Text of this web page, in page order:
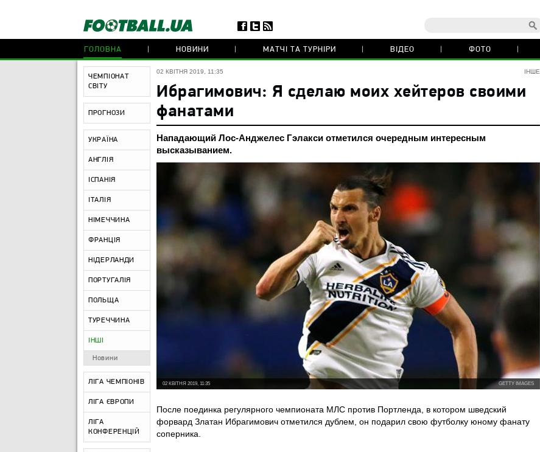
ГОЛОВНА НОВИНИ МАТЧІ ТА ТУРНІРИ ВІДЕО ФОТО
ЧЕМПІОНАТ
СВІТУ
ПРОГНОЗИ
УКРАЇНА
АНГЛІЯ
ІСПАНІЯ
ІТАЛІЯ
НІМЕЧЧИНА
ФРАНЦІЯ
НІДЕРЛАНДИ
ПОРТУГАЛІЯ
ПОЛЬЩА
ТУРЕЧЧИНА
ІНШІ
Новини
ЛІГА ЧЕМПІОНІВ
ЛІГА ЄВРОПИ
ЛІГА
КОНФЕРЕНЦІЙ
ІНШЕ
02 КВІТНЯ 2019, 11:35
Ибрагимович: Я сделаю моих хейтеров своими
фанатами
Нападающий Лос-Анджелес Гэлакси отметился очередным интересным
высказыванием.
GETTY IMAGES
02 КВІТНЯ 2019, 11:35
После поединка регулярного чемпионата МЛС против Портленда, в котором шведский
форвард Златан Ибрагимович отметился дублем, он подарил свою футболку юному фанату
соперника.